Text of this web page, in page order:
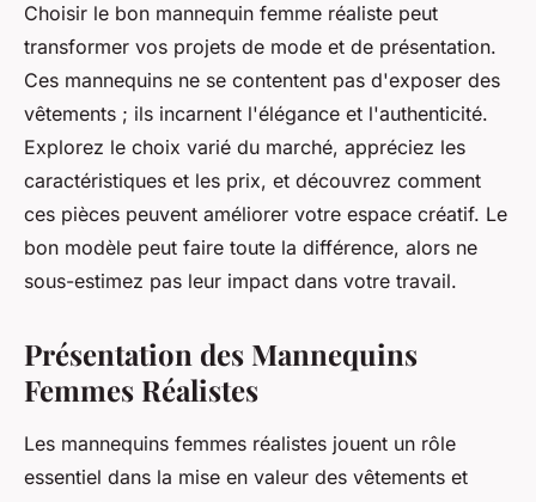
Choisir le bon mannequin femme réaliste peut
transformer vos projets de mode et de présentation.
Ces mannequins ne se contentent pas d'exposer des
vêtements ; ils incarnent l'élégance et l'authenticité.
Explorez le choix varié du marché, appréciez les
caractéristiques et les prix, et découvrez comment
ces pièces peuvent améliorer votre espace créatif. Le
bon modèle peut faire toute la différence, alors ne
sous-estimez pas leur impact dans votre travail.
Présentation des Mannequins
Femmes Réalistes
Les mannequins femmes réalistes jouent un rôle
essentiel dans la mise en valeur des vêtements et